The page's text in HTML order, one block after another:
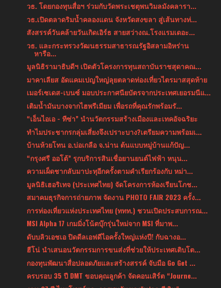
วธ. โดยกองทุนสื่อฯ ร่วมกับวัดพระเชตุพนวิมลมังคลารา...
วธ.เปิดตลาดริมน้ำคลองแดน จังหวัดสงขลา สู่เส้นทางท่...
สังสรรค์วันคล้ายวันเกิดเอิร์ธ สายสว่างณ.โรงแรมเดอะ...
วธ. และกระทรวงวัฒนธรรมสาธารณรัฐอิสลามอิหร่าน
หารือ...
มูลนิธิรามาธิบดีฯ เปิดตัวโครงการทุนสถาบันราชสุดาคณ...
มาคาเลียส อัดแคมเปญใหญ่ลุยตลาดท่องเที่ยวไตรมาสสุดท้าย
เมอร์เซเดส-เบนซ์ มอบประกาศนียบัตรจากประเทศเยอรมนีแ...
เติมน้ำมันบางจากไฮพรีเมียม เพื่อรถที่คุณรักพร้อมรั...
“เอ็นไอเอ - ทีซ่า” นำนวัตกรรมสร้างเมืองและเทคอัจฉริยะ
ทำไมประชากรกลุ่มเสี่ยงจึงเปราะบาง?เตรียมความพร้อมเ...
บ้านห้วยโทน อ.บ่อเกลือ จ.น่าน ต้นแบบหมู่บ้านแก้ปัญ...
“กรุงศรี ออโต้” รุกบริการสินเชื่อยานยนต์ไฟฟ้า หนุน...
ความเผ็ดชากลับมาปะทุอีกครั้งตามคำเรียกร้องกับ หม่า...
มูลนิธิเฮอริเทจ (ประเทศไทย) จัดโครงการห้องเรียนโภช...
สมาคมธุรกิจการถ่ายภาพ จัดงาน PHOTO FAIR 2023 ครั้ง...
การท่องเที่ยวแห่งประเทศไทย (ททท.) ชวนเปิดประสบการณ...
MSI Alpha 17 เกมมิ่งโน้ตบุ๊กรุ่นใหม่จาก MSI ที่มาพ...
ดับบลิวเอชเอ ปิดดีลเอฟดีไอครั้งใหญ่แห่งปี! กับฉางอ...
ฮีโน่ นำเสนอนวัตกรรมการขนส่งที่ช่วยให้ประเทศเติบโต...
กองทุนพัฒนาสื่อปลอดภัยและสร้างสรรค์ จับมือ Go Get ...
ครบรอบ 35 ปี DMT ขอบคุณลูกค้า จัดคอนเสิร์ต “Journe...